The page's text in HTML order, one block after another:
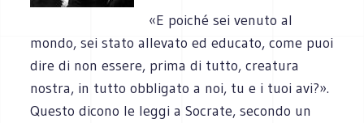
«E poiché sei venuto al
mondo, sei stato allevato ed educato, come puoi
dire di non essere, prima di tutto, creatura
nostra, in tutto obbligato a noi, tu e i tuoi avi?».
Questo dicono le leggi a Socrate, secondo un